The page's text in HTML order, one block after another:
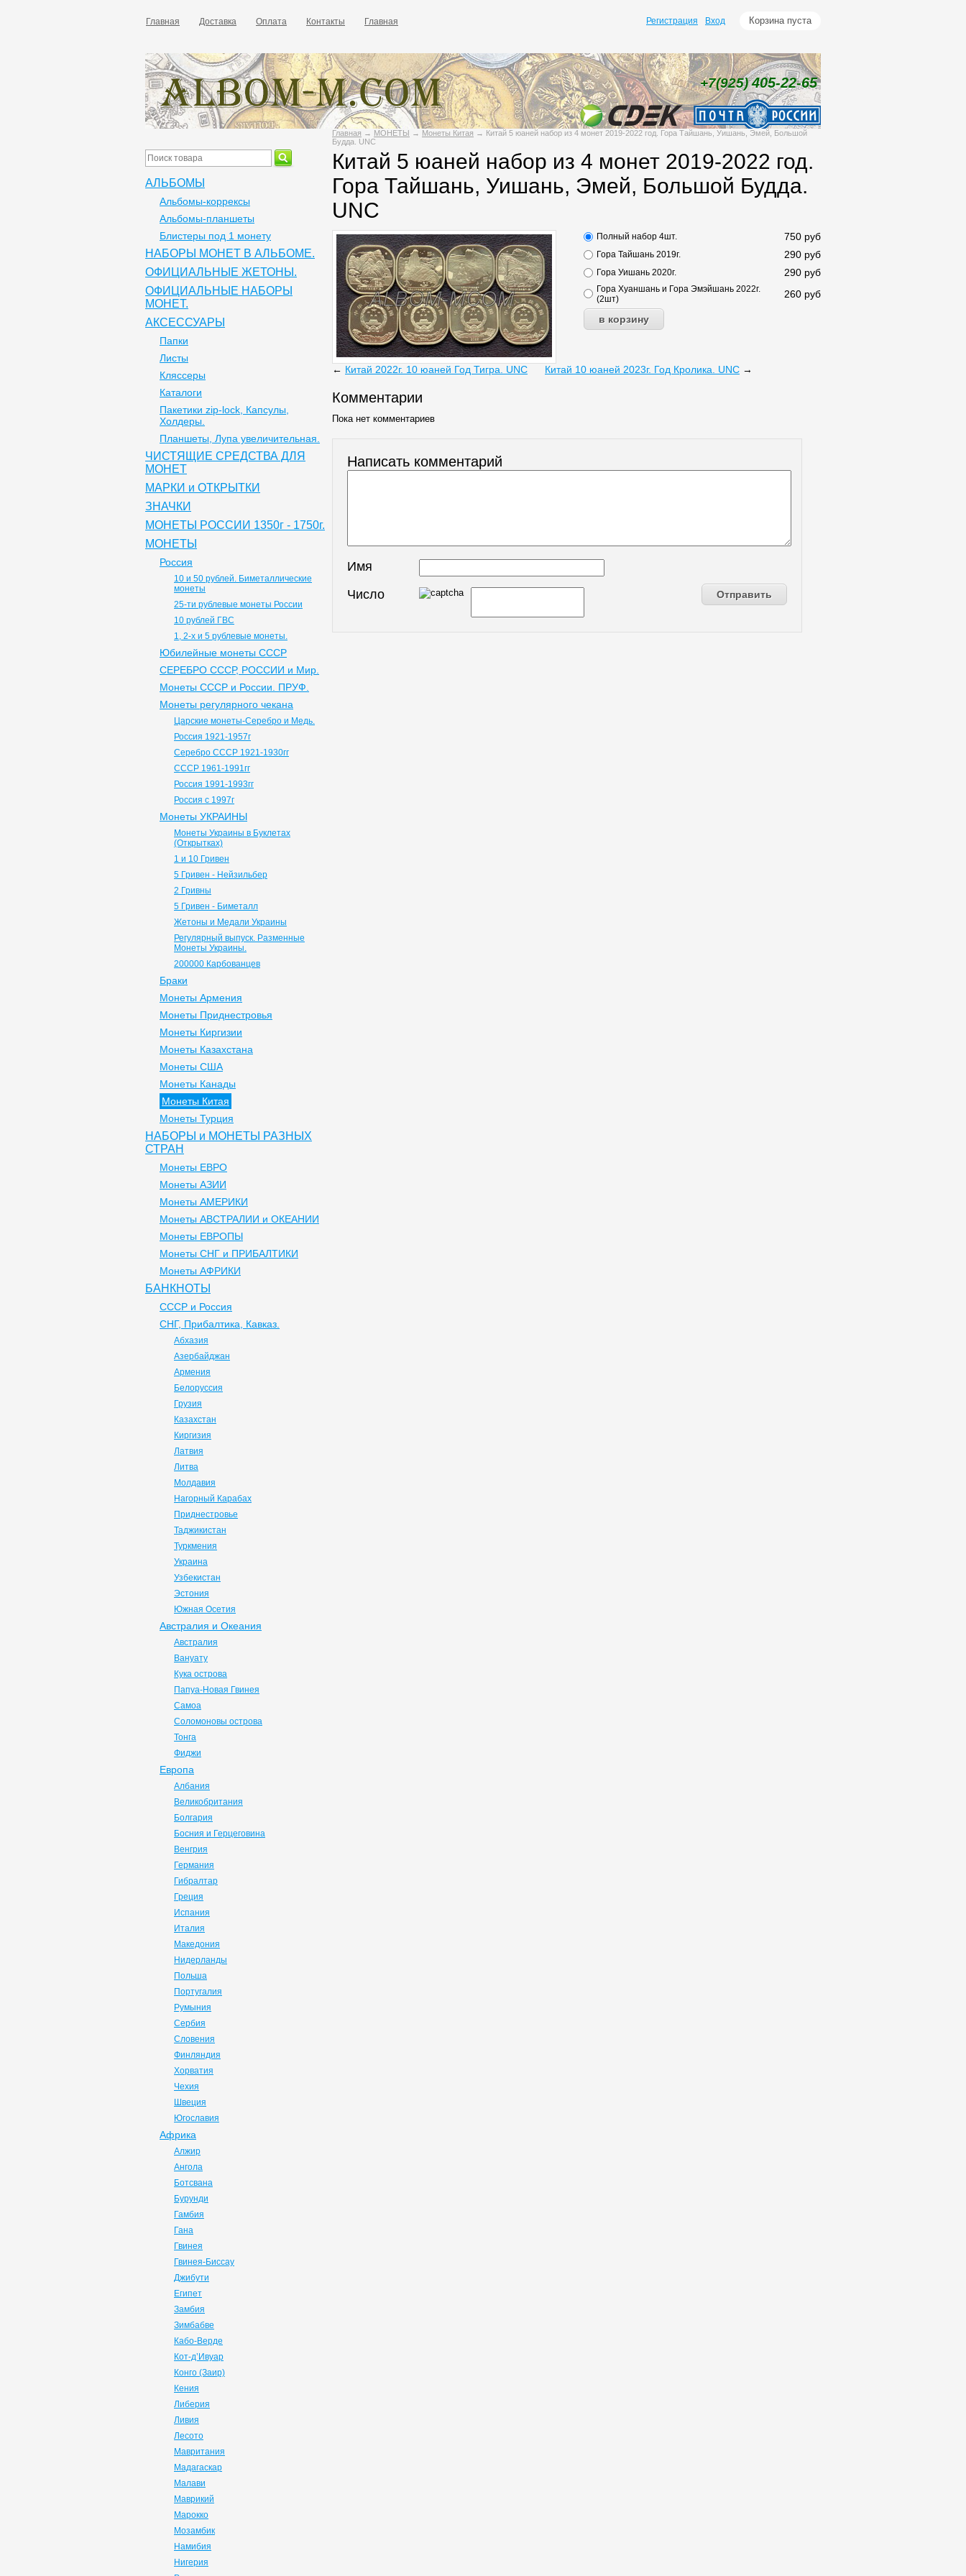
Главная Доставка Оплата Контакты Главная Корзина пуста
Регистрация Вход
+7(925)405-22-65
Главная → МОНЕТЫ → Монеты Китая → Китай 5 юаней набор из 4 монет 2019-2022 год. Гора Тайшань, Уишань, Эмей, Большой
Будда. UNC
Китай 5 юаней набор из 4 монет 2019-2022 год.
Гора Тайшань, Уишань, Эмей, Большой Будда.
UNC
Полный набор 4шт. 750 руб
Гора Тайшань 2019г. 290 руб
Гора Уишань 2020г. 290 руб
Гора Хуаншань и Гора Эмэйшань 2022г.
(2шт)
260 руб
← Китай 2022г. 10 юаней Год Тигра. UNС Китай 10 юаней 2023г. Год Кролика. UNC →
Комментарии
Пока нет комментариев
Написать комментарий
Имя
Число
АЛЬБОМЫ
Альбомы-коррексы
Альбомы-планшеты
Блистеры под 1 монету
НАБОРЫ МОНЕТ В АЛЬБОМЕ.
ОФИЦИАЛЬНЫЕ ЖЕТОНЫ.
ОФИЦИАЛЬНЫЕ НАБОРЫ
МОНЕТ.
АКСЕССУАРЫ
Папки
Листы
Кляссеры
Каталоги
Пакетики zip-lock, Капсулы,
Холдеры.
Планшеты, Лупа увеличительная.
ЧИСТЯЩИЕ СРЕДСТВА ДЛЯ
МОНЕТ
МАРКИ и ОТКРЫТКИ
ЗНАЧКИ
МОНЕТЫ РОССИИ 1350г - 1750г.
МОНЕТЫ
Россия
10 и 50 рублей. Биметаллические
монеты
25-ти рублевые монеты России
10 рублей ГВС
1, 2-х и 5 рублевые монеты.
Юбилейные монеты СССР
СЕРЕБРО СССР, РОССИИ и Мир.
Монеты СССР и России. ПРУФ.
Монеты регулярного чекана
Царские монеты-Серебро и Медь.
Россия 1921-1957г
Серебро СССР 1921-1930гг
СССР 1961-1991гг
Россия 1991-1993гг
Россия с 1997г
Монеты УКРАИНЫ
Монеты Украины в Буклетах
(Открытках)
1 и 10 Гривен
5 Гривен - Нейзильбер
2 Гривны
5 Гривен - Биметалл
Жетоны и Медали Украины
Регулярный выпуск. Разменные
Монеты Украины.
200000 Карбованцев
Браки
Монеты Армения
Монеты Приднестровья
Монеты Киргизии
Монеты Казахстана
Монеты США
Монеты Канады
Монеты Китая
Монеты Турция
НАБОРЫ и МОНЕТЫ РАЗНЫХ
СТРАН
Монеты ЕВРО
Монеты АЗИИ
Монеты АМЕРИКИ
Монеты АВСТРАЛИИ и ОКЕАНИИ
Монеты ЕВРОПЫ
Монеты СНГ и ПРИБАЛТИКИ
Монеты АФРИКИ
БАНКНОТЫ
СССР и Россия
СНГ, Прибалтика, Кавказ.
Абхазия
Азербайджан
Армения
Белоруссия
Грузия
Казахстан
Киргизия
Латвия
Литва
Молдавия
Нагорный Карабах
Приднестровье
Таджикистан
Туркмения
Украина
Узбекистан
Эстония
Южная Осетия
Австралия и Океания
Австралия
Вануату
Кука острова
Папуа-Новая Гвинея
Самоа
Соломоновы острова
Тонга
Фиджи
Европа
Албания
Великобритания
Болгария
Босния и Герцеговина
Венгрия
Германия
Гибралтар
Греция
Испания
Италия
Македония
Нидерланды
Польша
Португалия
Румыния
Сербия
Словения
Финляндия
Хорватия
Чехия
Швеция
Югославия
Африка
Алжир
Ангола
Ботсвана
Бурунди
Гамбия
Гана
Гвинея
Гвинея-Биссау
Джибути
Египет
Замбия
Зимбабве
Кабо-Верде
Кот-д’Ивуар
Конго (Заир)
Кения
Либерия
Ливия
Лесото
Мавритания
Мадагаскар
Малави
Маврикий
Марокко
Мозамбик
Намибия
Нигерия